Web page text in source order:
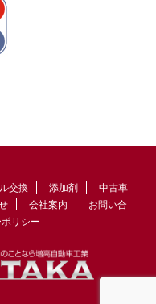
交換 添加剤
中古車
会社案内
お問い合
リシー